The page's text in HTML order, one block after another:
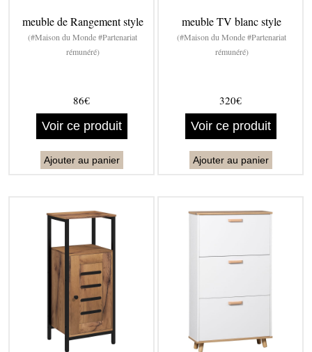
meuble de Rangement style
(#Maison du Monde #Partenariat
rémunéré)
86€
Voir ce produit
Ajouter au panier
meuble TV blanc style
(#Maison du Monde #Partenariat
rémunéré)
320€
Voir ce produit
Ajouter au panier